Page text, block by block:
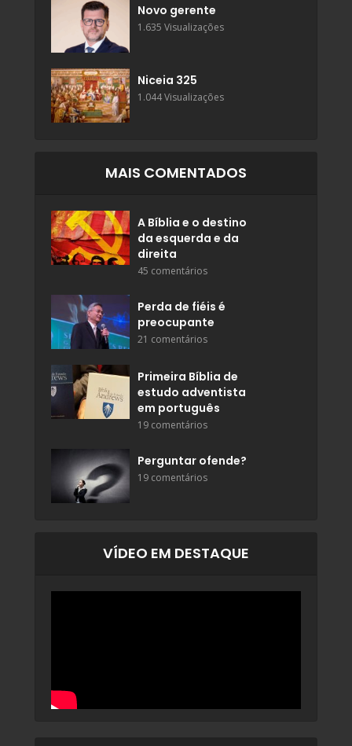
Novo gerente
1.635 Visualizações
Niceia 325
1.044 Visualizações
MAIS COMENTADOS
A Bíblia e o destino
da esquerda e da
direita
45 comentários
Perda de fiéis é
preocupante
21 comentários
Primeira Bíblia de
estudo adventista
em português
19 comentários
Perguntar ofende?
19 comentários
VÍDEO EM DESTAQUE